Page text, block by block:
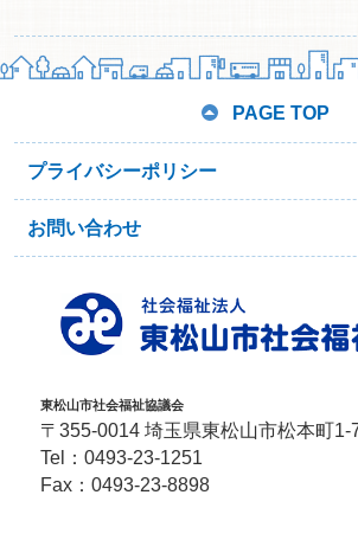
PAGE TOP
プライバシーポリシー
お問い合わせ
東松山市社会福祉協議会
〒355-0014 埼玉県東松山市松本町1-
Tel： 0493-23-1251
Fax：0493-23-8898